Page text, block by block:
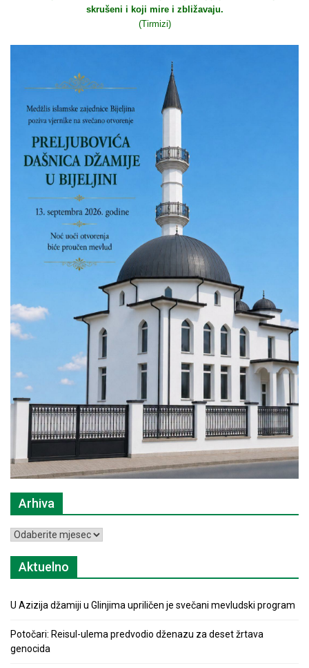
skrušeni i koji mire i zbližavaju.
(Tirmizi)
Arhiva
Arhiva
Aktuelno
U Azizija džamiji u Glinjima upriličen je svečani mevludski program
Potočari: Reisul-ulema predvodio dženazu za deset žrtava
genocida